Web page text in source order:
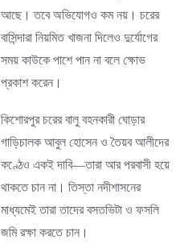
আছে। তবে অভিযোগও কম নয়। চরের
বাসিন্দারা নিয়মিত খাজনা দিলেও দুর্যোগের
সময় কাউকে পাশে পান না বলে ক্ষোভ
প্রকাশ করেন।
কিশোরপুর চরের বালু বহনকারী ঘোড়ার
গাড়িচালক আবুল হোসেন ও তৈয়ব আলীদের
কণ্ঠেও একই দাবি—তারা আর পরবাসী হয়ে
থাকতে চান না। তিস্তা নদীশাসনের
মাধ্যমেই তারা তাদের বসতভিটা ও ফসলি
জমি রক্ষা করতে চান।